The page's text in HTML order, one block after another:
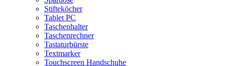
Stifteköcher
Tablet PC
Taschenhalter
Taschenrechner
Tastaturbürste
Textmarker
Touchscreen Handschuhe